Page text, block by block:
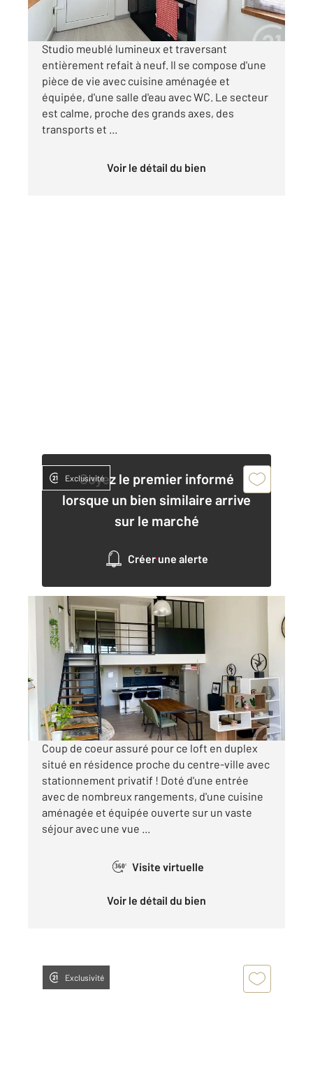
par mois charges comprises
Studio meublé lumineux et traversant
entièrement refait à neuf. Il se compose d'une
pièce de vie avec cuisine aménagée et
équipée, d'une salle d'eau avec WC. Le secteur
est calme, proche des grands axes, des
transports et ...
Voir le détail du bien
Soyez le premier informé
lorsque un bien similaire arrive
sur le marché
Créer une alerte
Exclusivité
TROYES 10
92,86 m
, 3 pièces
Ref : 72154
Appartement F3 à louer
831 €
par mois charges comprises
Coup de coeur assuré pour ce loft en duplex
situé en résidence proche du centre-ville avec
stationnement privatif ! Doté d'une entrée
avec de nombreux rangements, d'une cuisine
aménagée et équipée ouverte sur un vaste
séjour avec une vue ...
360° Visite virtuelle
Voir le détail du bien
Exclusivité